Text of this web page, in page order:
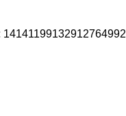
14141199132912764992